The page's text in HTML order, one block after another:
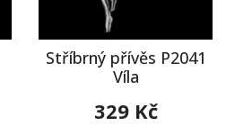
Stříbrný přívěs P2041
Víla
329 Kč